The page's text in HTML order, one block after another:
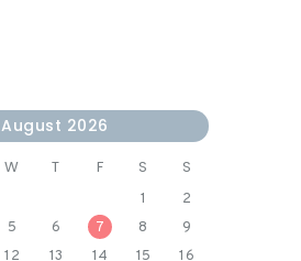
August 2026
W T F S S
1
2
5 6 7 8
9
12 13 14 15 16